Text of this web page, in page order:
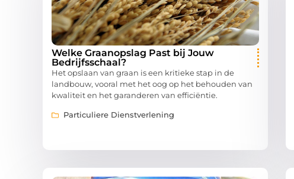
Welke Graanopslag Past bij Jouw
Bedrijfsschaal?
Het opslaan van graan is een kritieke stap in de
landbouw, vooral met het oog op het behouden van
kwaliteit en het garanderen van efficiëntie.
Particuliere Dienstverlening